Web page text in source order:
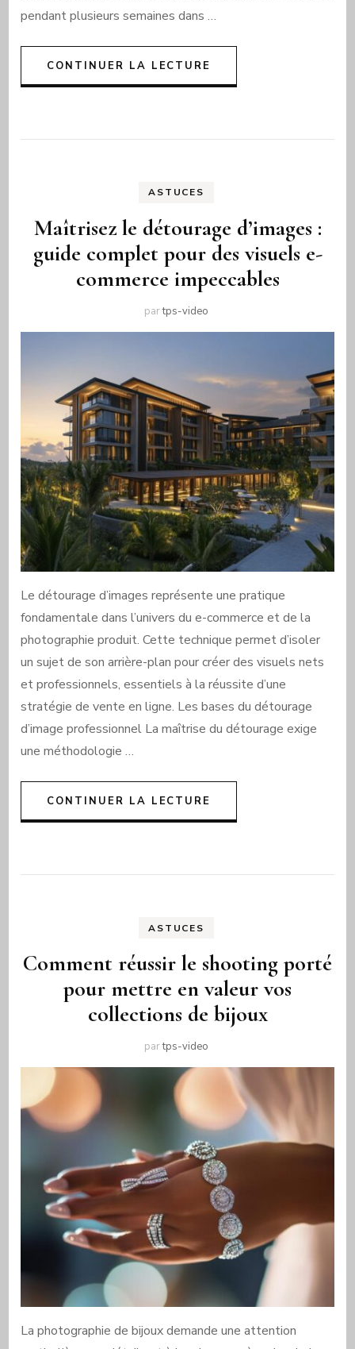
pendant plusieurs semaines dans …
CONTINUER LA LECTURE
ASTUCES
Maîtrisez le détourage d’images :
guide complet pour des visuels e-
commerce impeccables
partps-video
Le détourage d’images représente une pratique
fondamentale dans l’univers du e-commerce et de la
photographie produit. Cette technique permet d’isoler
un sujet de son arrière-plan pour créer des visuels nets
et professionnels, essentiels à la réussite d’une
stratégie de vente en ligne. Les bases du détourage
d’image professionnel La maîtrise du détourage exige
une méthodologie …
CONTINUER LA LECTURE
ASTUCES
Comment réussir le shooting porté
pour mettre en valeur vos
collections de bijoux
partps-video
La photographie de bijoux demande une attention